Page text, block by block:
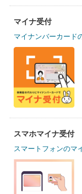
マイナ受付
マイナンバーカード
スマホマイナ受付
スマートフォンのマ